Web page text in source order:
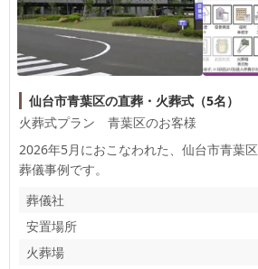
仙台市青葉区の直葬・火葬式（5名）
火葬式プラン 青葉区のお客様
2026年5月におこなわれた、 仙台市青葉区
葬儀事例です。
葬儀社
安置場所
火葬場